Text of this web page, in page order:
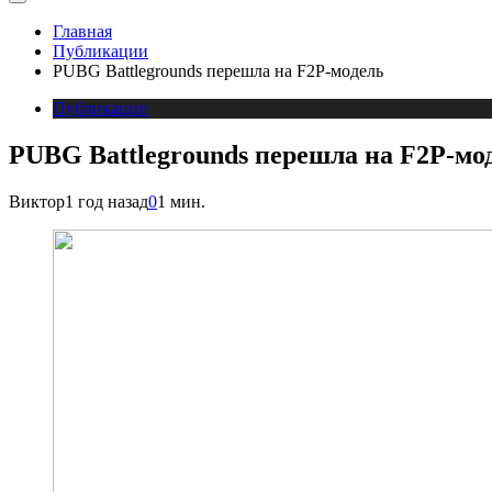
Главная
Публикации
PUBG Battlegrounds перешла на F2P-модель
Публикации
PUBG Battlegrounds перешла на F2P-
Виктор1 год назад01 мин.